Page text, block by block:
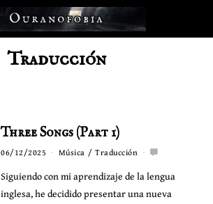
Traducción
Three Songs (Part 1)
06/12/2025 Música / Traducción
Siguiendo con mi aprendizaje de la lengua
inglesa, he decidido presentar una nueva